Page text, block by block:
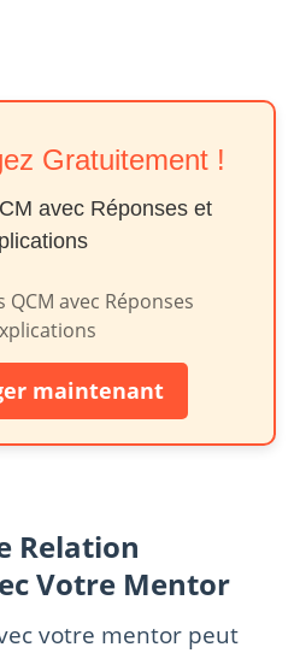
Gratuitement !
avec Réponses et
maintenant
Relation
Votre Mentor
votre mentor peut